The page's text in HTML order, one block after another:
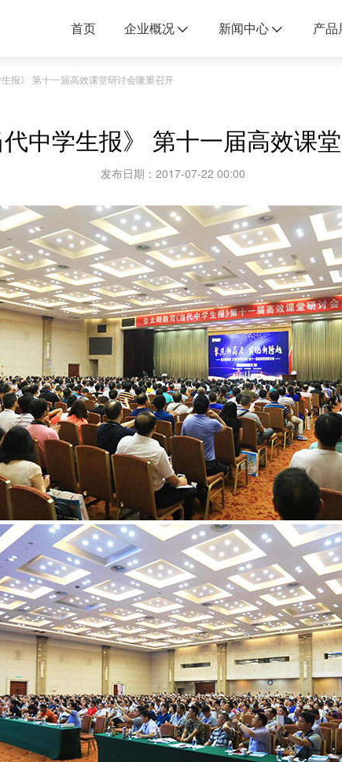
首页 企业概况 新闻中心 产品
报》 第十一届高效课堂研讨会隆重召开
中学生报》 第十一届高效课
发布日期：2017-07-22 00:00